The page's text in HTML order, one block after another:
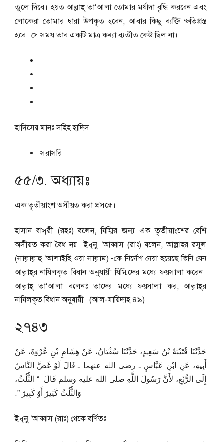
তুলে দিবে। হয়ত আল্লাহ্‌ তা‘আলা তোমার মর্যাদা বৃদ্ধি করবেন এবং
লোকেরা তোমার দ্বারা উপকৃত হবেন, আবার কিছু ব্যক্তি ক্ষতিগ্রস্ত
হবে। সে সময় তার একটি মাত্র কন্যা ব্যতীত কেউ ছিল না।
হাদিসের মানঃসহিহ হাদিস
সরাসরি
৫৫/৩. অধ্যায়ঃ
এক তৃতীয়াংশ অসীয়ত করা প্রসঙ্গে।
হাসান বাস্‌রী (রহঃ) বলেন, যিম্মির জন্য এক তৃতীয়াংশের বেশি
অসীয়ত করা বৈধ নয়। ইব্‌নু ‘আব্বাস (রাঃ) বলেন, আল্লাহর রসূল
(সাল্লাল্লাহু ‘আলাইহি ওয়া সাল্লাম) -কে নির্দেশ দেয়া হয়েছে তিনি যেন
আল্লাহ্‌র নাযিলকৃত বিধান অনুযায়ী যিম্মিদের মধ্যে ফয়সালা করেন।
আল্লাহ্‌ তা‘আলা বলেনঃ তাদের মধ্যে ফয়সালা কর, আল্লাহ্‌র
নাযিলকৃত বিধান অনুযায়ী। (আল-মায়িদাহ ৪৯)
২৭৪৩
حَدَّثَنَا قُتَيْبَةُ بْنُ سَعِيدٍ، حَدَّثَنَا سُفْيَانُ، عَنْ هِشَامِ بْنِ عُرْوَةَ، عَنْ
أَبِيهِ، عَنِ ابْنِ عَبَّاسٍ ـ رضى الله عنهما ـ قَالَ لَوْ غَضَّ النَّاسُ
إِلَى الرُّبْعِ، لأَنَّ رَسُولَ اللَّهِ صلى الله عليه وسلم قَالَ ‏ “‏ الثُّلُثُ،
وَالثُّلُثُ كَثِيرٌ أَوْ كَبِيرٌ ‏”‏‏.‏
ইব্‌নু ‘আব্বাস (রাঃ) থেকে বর্ণিতঃ